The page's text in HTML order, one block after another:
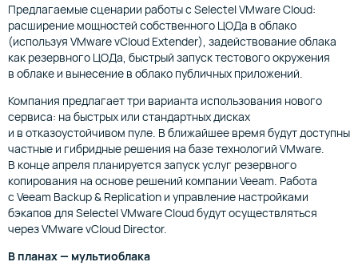
Предлагаемые сценарии работы с Selectel VMware Cloud:
расширение мощностей собственного ЦОДа в облако
(используя VMware vCloud Extender), задействование облака
как резервного ЦОДа, быстрый запуск тестового окружения
в облаке и вынесение в облако публичных приложений.
Компания предлагает три варианта использования нового
сервиса: на быстрых или стандартных дисках
и в отказоустойчивом пуле. В ближайшее время будут доступны
частные и гибридные решения на базе технологий VMware.
В конце апреля планируется запуск услуг резервного
копирования на основе решений компании Veeam. Работа
с Veeam Backup & Replication и управление настройками
бэкапов для Selectel VMware Cloud будут осуществляться
через VMware vCloud Director.
В планах — мультиоблака